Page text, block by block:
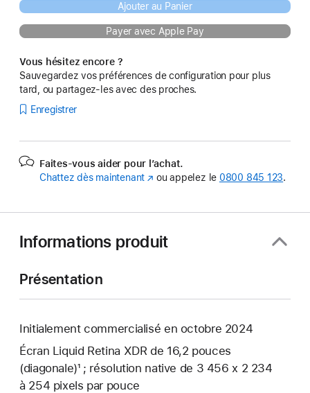
Ajouter au Panier
Payer avec Apple Pay
Vous hésitez encore ?
Sauvegardez vos préférences de configuration pour plus
tard, ou partagez-les avec des proches.
Enregistrer
Faites-vous aider pour l’achat.
Chattez dès maintenant (s’ouvre
ou appelez le 0800 845 123.
Informations produit
Présentation
Initialement commercialisé en octobre 2024
Écran Liquid Retina XDR de 16,2 pouces
(diagonale)¹ ; résolution native de 3 456 x 2 234
à 254 pixels par pouce